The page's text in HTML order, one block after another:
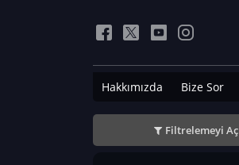
Hakkımızda Bize Sor
Filtrelemeyi Aç